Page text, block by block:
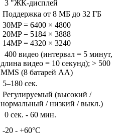
3 "ЖК-дисплей
Поддержка от 8 МБ до 32 ГБ
30MP = 6400 × 4800
20MP = 5184 × 3888
14MP = 4320 × 3240
400 видео (интервал = 5 минут,
длина видео = 10 секунд); > 500
MMS (8 батарей AA)
5–180 сек.
Регулируемый (высокий /
нормальный / низкий / выкл.)
0 сек. - 60 мин.
-20 - +60°C